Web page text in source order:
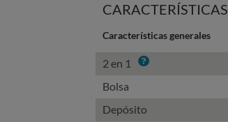
CARACTERÍSTICAS
Características generales
2 en 1 Info
Bolsa
Depósito